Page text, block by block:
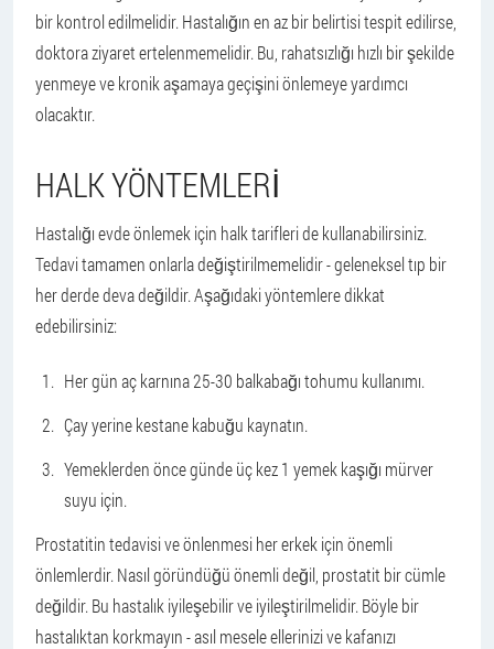
bir kontrol edilmelidir. Hastalığın en az bir belirtisi tespit edilirse,
doktora ziyaret ertelenmemelidir. Bu, rahatsızlığı hızlı bir şekilde
yenmeye ve kronik aşamaya geçişini önlemeye yardımcı
olacaktır.
HALK YÖNTEMLERI
Hastalığı evde önlemek için halk tarifleri de kullanabilirsiniz.
Tedavi tamamen onlarla değiştirilmemelidir - geleneksel tıp bir
her derde deva değildir. Aşağıdaki yöntemlere dikkat
edebilirsiniz:
Her gün aç karnına 25-30 balkabağı tohumu kullanımı.
Çay yerine kestane kabuğu kaynatın.
Yemeklerden önce günde üç kez 1 yemek kaşığı mürver
suyu için.
Prostatitin tedavisi ve önlenmesi her erkek için önemli
önlemlerdir. Nasıl göründüğü önemli değil, prostatit bir cümle
değildir. Bu hastalık iyileşebilir ve iyileştirilmelidir. Böyle bir
hastalıktan korkmayın - asıl mesele ellerinizi ve kafanızı